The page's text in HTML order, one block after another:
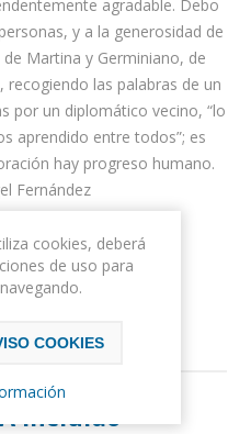
agradable. Debo
y a la generosidad de
Martina y Germiniano, de
recogiendo las palabras de un
por un diplomático vecino, “lo
aprendido entre todos”; es
hay progreso humano.
Fernández
FERNÁNDEZ
incluido
cookies, deberá
de uso para
COOKIES